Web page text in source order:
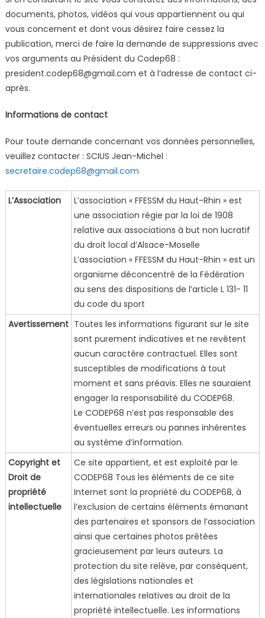
documents, photos, vidéos qui vous appartiennent ou qui
vous concernent et dont vous désirez faire cessez la
publication, merci de faire la demande de suppressions avec
vos arguments au Président du Codep68 :
president.codep68@gmail.com et à l’adresse de contact ci-
après.
Informations de contact
Pour toute demande concernant vos données personnelles,
veuillez contacter : SCIUS Jean-Michel :
secretaire.codep68@gmail.com
L’Association
L’association « FFESSM du Haut-Rhin » est
une association régie par la loi de 1908
relative aux associations à but non lucratif
du droit local d’Alsace-Moselle
L’association « FFESSM du Haut-Rhin » est un
organisme déconcentré de la Fédération
au sens des dispositions de l’article L 131- 11
du code du sport
Avertissement Toutes les informations figurant sur le site
sont purement indicatives et ne revêtent
aucun caractère contractuel. Elles sont
susceptibles de modifications à tout
moment et sans préavis. Elles ne sauraient
engager la responsabilité du CODEP68.
Le CODEP68 n’est pas responsable des
éventuelles erreurs ou pannes inhérentes
au système d’information.
Copyright et
Droit de
propriété
intellectuelle
Ce site appartient, et est exploité par le
CODEP68 Tous les éléments de ce site
Internet sont la propriété du CODEP68, à
l’exclusion de certains éléments émanant
des partenaires et sponsors de l’association
ainsi que certaines photos prêtées
gracieusement par leurs auteurs. La
protection du site relève, par conséquent,
des législations nationales et
internationales relatives au droit de la
propriété intellectuelle. Les informations